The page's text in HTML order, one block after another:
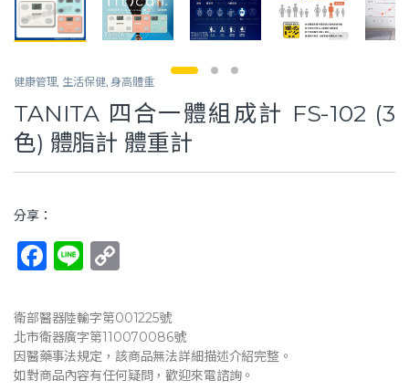
健康管理, 生活保健,身高體重
TANITA 四合一體組成計 FS-102 (3
色) 體脂計 體重計
分享：
F
c
e
b
Li
e p
y
Li
衛部醫器陸輸字第001225號
北市衛器廣字第110070086號
因醫藥事法規定，該商品無法詳細描述介紹完整。
如對商品內容有任何疑問，歡迎來電諮詢。